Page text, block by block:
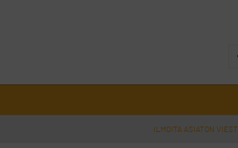
ILMOITA ASIATON VIESTI